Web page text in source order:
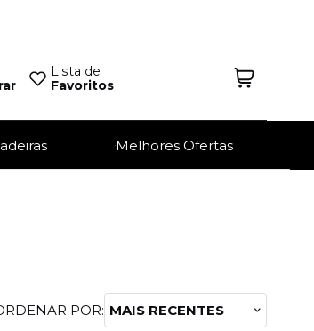
Lista de
Favoritos
Melhores Ofertas
POR: MAIS RECENTES